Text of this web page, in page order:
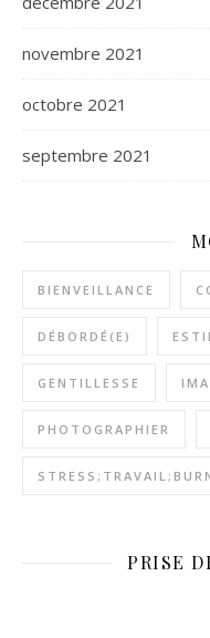
novembre 2021
octobre 2021
septembre 2021
BIENVEILLANCE
DÉBORDÉ(E)
GENTILLESSE
PHOTOGRAPHIER
PRISE